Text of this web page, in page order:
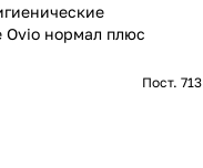
Ovio нормал плюс
Пост. 713